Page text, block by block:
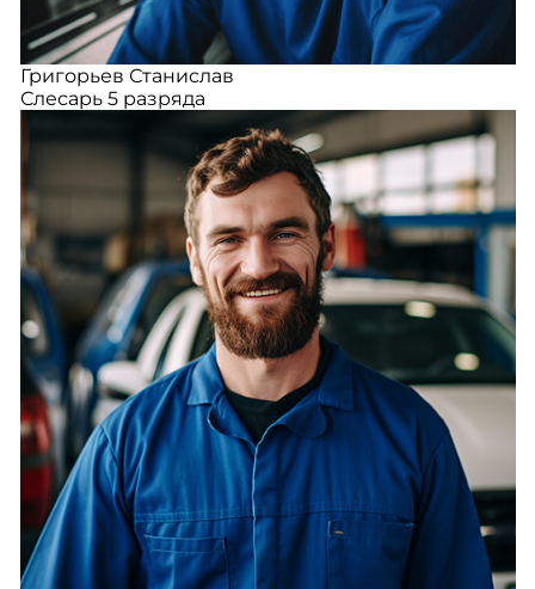
Григорьев Станислав
Слесарь 5 разряда